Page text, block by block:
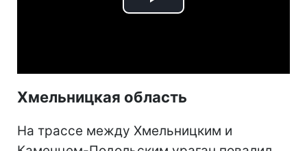
Play
Хмельницкая область
На трассе между Хмельницким и